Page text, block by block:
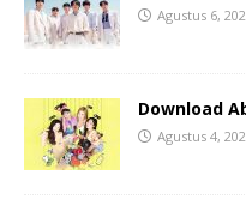
Agustus 6,
Download
Agustus 4,